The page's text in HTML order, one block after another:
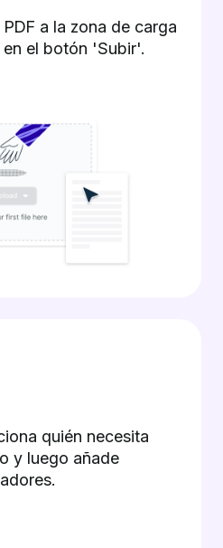
a la zona de carga
el botón 'Subir'.
quién necesita
y luego añade